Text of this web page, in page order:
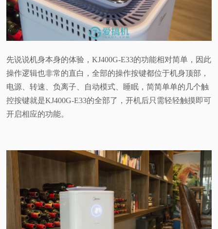
先说说机身本身的体验，KJ400G-E33的功能相对简单，因此
操作逻辑也非常的直白，全部的操作按键都位于机身顶部，
电源、转速、负离子、自动模式、睡眠，简简单单的几个触
控按键就是KJ400G-E33的全部了，开机后只需轻轻触摸即可
开启相应的功能。